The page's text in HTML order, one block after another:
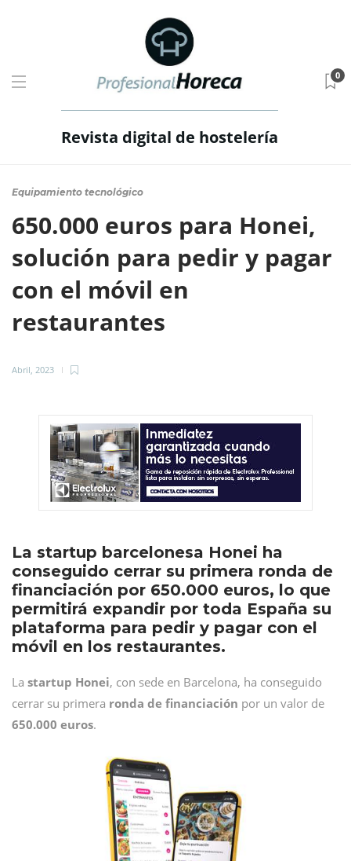
Revista digital de hostelería
0
Equipamiento tecnológico
650.000 euros para Honei,
solución para pedir y pagar
con el móvil en
restaurantes
Abril, 2023
La startup barcelonesa Honei ha
conseguido cerrar su primera ronda de
financiación por 650.000 euros, lo que
permitirá expandir por toda España su
plataforma para pedir y pagar con el
móvil en los restaurantes.
La startup Honei, con sede en Barcelona, ha conseguido
cerrar su primera ronda de financiación por un valor de
650.000 euros.